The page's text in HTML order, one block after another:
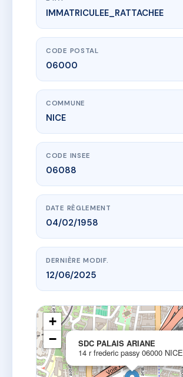
www.vme.plus/AA2443844
SDC PALAIS ARIANE
14 r frederic passy
IMMATRICULEE_RATTACHEE
CODE POSTAL
06000
COMMUNE
NICE
CODE INSEE
06088
DATE RÈGLEMENT
04/02/1958
DERNIÈRE MODIF.
12/06/2025
SDC PALAIS ARIANE
14 r frederic passy 06000 NICE
+
−